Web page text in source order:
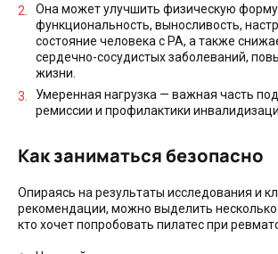
Она может улучшить физическую
функциональность, выносливость,
состояние человека с РА, а также
сердечно-сосудистых заболеваний,
жизни.
Умеренная нагрузка — важная часть
ремиссии и профилактики
Как заниматься безопасно
Опираясь на результаты исследования и
рекомендации, можно выделить несколько
кто хочет попробовать пилатес при